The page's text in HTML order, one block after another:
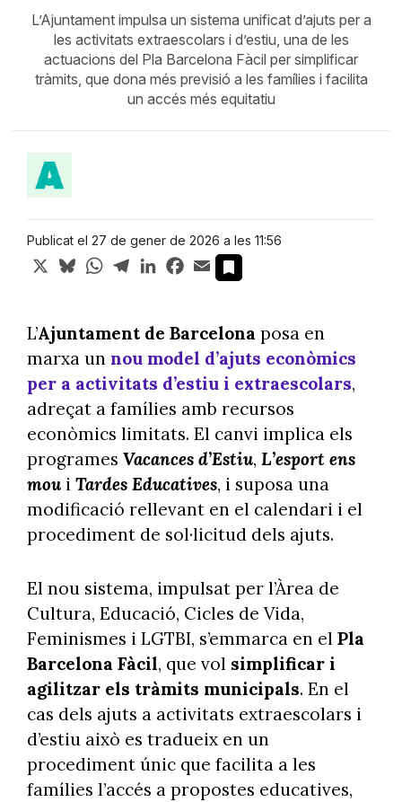
L’Ajuntament impulsa un sistema unificat d’ajuts per a
les activitats extraescolars i d’estiu, una de les
actuacions del Pla Barcelona Fàcil per simplificar
tràmits, que dona més previsió a les famílies i facilita
un accés més equitatiu
Publicat el 27 de gener de 2026 a les 11:56
X BlueskyWhatsApp
TelegramLinkedInFacebook
Email
L’Ajuntament de Barcelona posa en
marxa unnou model d’ajuts econòmics
per a activitats d’estiu i extraescolars,
adreçat a famílies amb recursos
econòmics limitats. El canvi implica els
programesVacances d’Estiu,L’esport ens
mou iTardes Educatives, i suposa una
modificació rellevant en el calendari i el
procediment de sol·licitud dels ajuts.
El nou sistema, impulsat per l’Àrea de
Cultura, Educació, Cicles de Vida,
Feminismes i LGTBI, s’emmarca en elPla
Barcelona Fàcil, que vol simplificar i
agilitzar els tràmits municipals. En el
cas dels ajuts a activitats extraescolars i
d’estiu això es tradueix en un
procediment únic que facilita a les
famílies l’accés a propostes educatives,